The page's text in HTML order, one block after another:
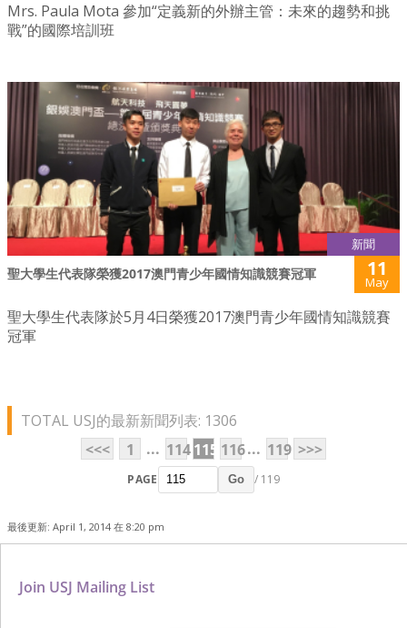
Mrs. Paula Mota 參加“定義新的外辦主管：未來的趨勢和挑
戰”的國際培訓班
新聞
聖大學生代表隊榮獲2017澳門青少年國情知識競賽冠軍 11
May
聖大學生代表隊於5月4日榮獲2017澳門青少年國情知識競賽
冠軍
TOTAL USJ的最新新聞列表: 1306
<<<
1 ... 114115 116... 119 >>>
PAGE Go / 119
最後更新: April 1, 2014 在 8:20 pm
Join USJ Mailing List